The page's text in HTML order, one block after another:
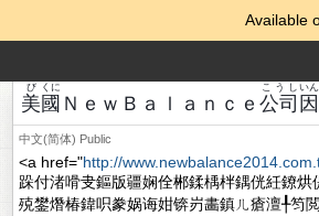
Available
美
び
國
くに
ＮｅｗＢａｌａｎｃｅ 公司
こうし
因
いん
中文(简体) Public
<a href="http://
跺付渚嗗叏鏂版疆娴佺郴鍒楀柈鍝侊紝鐐
殑鐢熸椿鍏呮豢娲诲姏锛岃畵鎮ㄦ瘡澶╀笉